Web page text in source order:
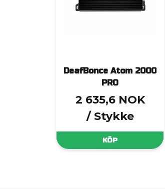
DeafBonce Atom 2000
PRO
2 635,6 NOK
/ Stykke
KÖP